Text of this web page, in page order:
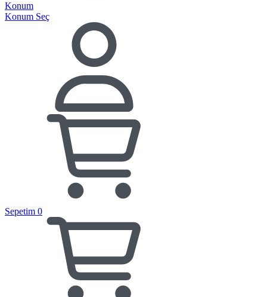
Konum
Konum Seç
Sepetim 0